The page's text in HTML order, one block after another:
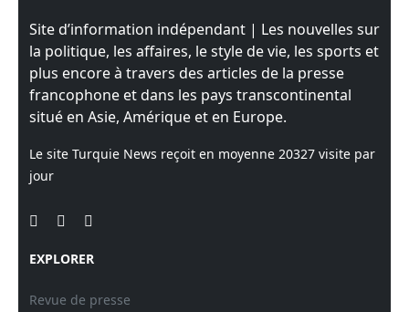
Site d’information indépendant | Les nouvelles sur
la politique, les affaires, le style de vie, les sports et
plus encore à travers des articles de la presse
francophone et dans les pays transcontinental
situé en Asie, Amérique et en Europe.
Le site Turquie News reçoit en moyenne 20327 visite par
jour
EXPLORER
Revue de presse